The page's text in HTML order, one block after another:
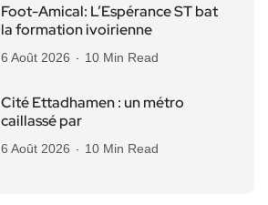
Foot-Amical: L’Espérance ST bat
la formation ivoirienne
6 Août 2026 10 Min Read
Cité Ettadhamen : un métro
caillassé par
6 Août 2026 10 Min Read